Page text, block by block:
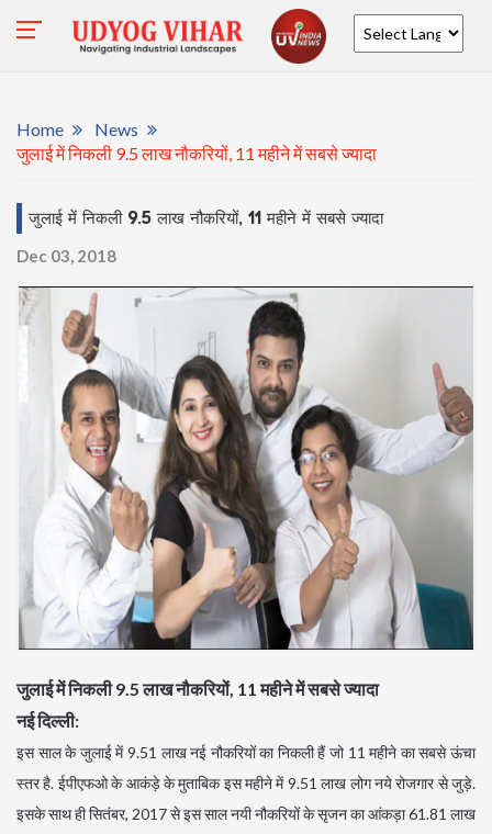
Home
News
जुलाई में निकली 9.5 लाख नौकरियों, 11 महीने में सबसे ज्‍यादा
जुलाई में निकली 9.5 लाख नौकरियों, 11 महीने में सबसे ज्‍यादा
Dec 03, 2018
जुलाई में निकली 9.5 लाख नौकरियों, 11 महीने में सबसे ज्‍यादा
नई दिल्ली:
इस साल के जुलाई में 9.51 लाख नई नौकरियों का निकली हैं जो 11 महीने का सबसे ऊंचा
स्तर है. ईपीएफओ के आकंड़े के मुताबिक इस महीने में 9.51 लाख लोग नये रोजगार से जुड़े.
इसके साथ ही सितंबर, 2017 से इस साल नयी नौकरियों के सृजन का आंकड़ा 61.81 लाख